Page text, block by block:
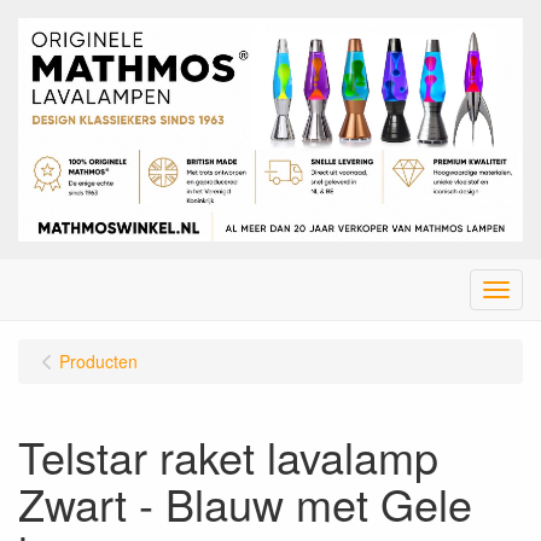
Menu
Producten
Telstar raket lavalamp
Zwart - Blauw met Gele